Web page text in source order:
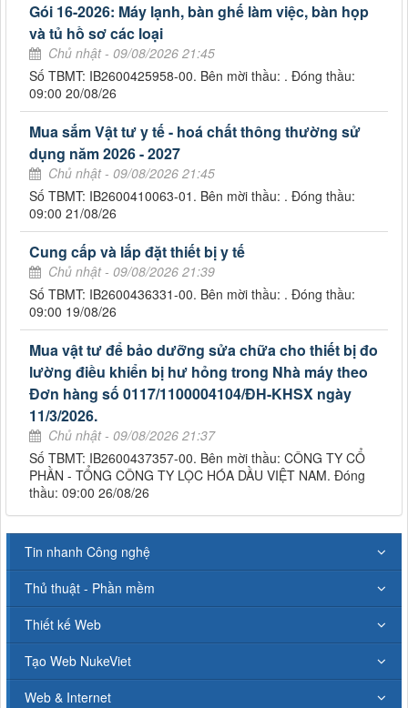
Gói 16-2026: Máy lạnh, bàn ghế làm việc, bàn họp
và tủ hồ sơ các loại
Chủ nhật - 09/08/2026 21:45
Số TBMT: IB2600425958-00. Bên mời thầu: . Đóng thầu:
09:00 20/08/26
Mua sắm Vật tư y tế - hoá chất thông thường sử
dụng năm 2026 - 2027
Chủ nhật - 09/08/2026 21:45
Số TBMT: IB2600410063-01. Bên mời thầu: . Đóng thầu:
09:00 21/08/26
Cung cấp và lắp đặt thiết bị y tế
Chủ nhật - 09/08/2026 21:39
Số TBMT: IB2600436331-00. Bên mời thầu: . Đóng thầu:
09:00 19/08/26
Mua vật tư để bảo dưỡng sửa chữa cho thiết bị đo
lường điều khiển bị hư hỏng trong Nhà máy theo
Đơn hàng số 0117/1100004104/ĐH-KHSX ngày
11/3/2026.
Chủ nhật - 09/08/2026 21:37
Số TBMT: IB2600437357-00. Bên mời thầu: CÔNG TY CỔ
PHẦN - TỔNG CÔNG TY LỌC HÓA DẦU VIỆT NAM. Đóng
thầu: 09:00 26/08/26
Tin nhanh Công nghệ
Thủ thuật - Phần mềm
Thiết kế Web
Tạo Web NukeViet
Web & Internet